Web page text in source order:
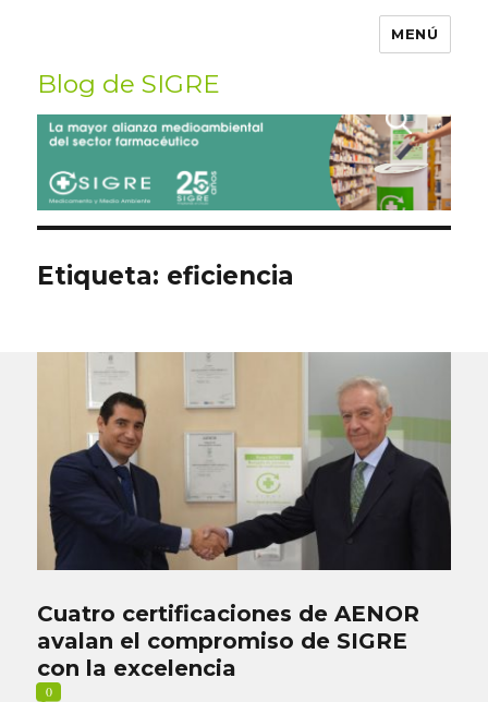
MENÚ
Blog de SIGRE
Buscar
por:
Etiqueta: eficiencia
Cuatro certificaciones de AENOR
avalan el compromiso de SIGRE
con la excelencia
0